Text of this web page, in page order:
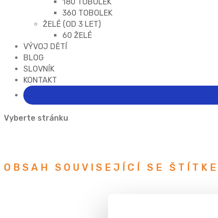
360 TOBOLEK
ŽELÉ (OD 3 LET)
60 ŽELÉ
VÝVOJ DĚTÍ
BLOG
SLOVNÍK
KONTAKT
Vyberte stránku
OBSAH SOUVISEJÍCÍ SE